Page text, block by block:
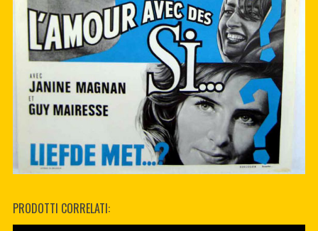
PRODOTTI CORRELATI: